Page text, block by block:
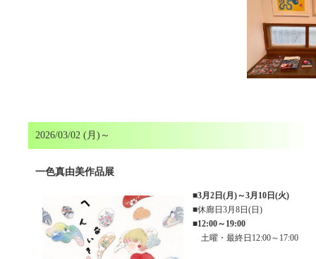
2026/03/02 (月)～
一色真由美作品展
■3月2日(月)～3月10日(火)
■休廊日3月8日(日)
■12:00～19:00
土曜・最終日12:00～17:00